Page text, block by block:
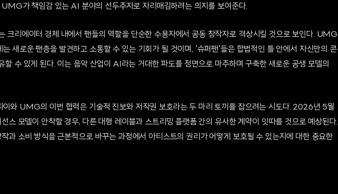
UMG가 책임감 있는 AI 분야의 선두주자로 자리매김하려는 의지를 보여준다.
크리에이터 경제 내에서 팬들의 역할을 단순한 수용자에서 공동 창작자로 격상시킬 것으로 보인다. UMG
는 새로운 팬층을 발견하고 소통할 수 있는 기회가 될 것이며, '슈퍼팬'들은 합법적인 틀 안에서 자신만의 콘
할 수 있게 된다. 이는 음악 산업이 AI라는 거대한 파도를 정면으로 마주하며 구축한 새로운 공생 모델의
이와 UMG의 이번 협력은 기술적 진보와 저작권 보호라는 두 마리 토끼를 잡으려는 시도다. 2026년 5월
스 모델이 안착할 경우, 다른 대형 레이블과 스트리밍 플랫폼 간의 유사한 계약이 잇따를 것으로 예상된다.
과 소비 방식을 근본적으로 바꾸는 과정에서 아티스트의 권리가 어떻게 보호될 수 있는지에 대한 중요한